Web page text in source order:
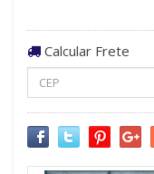
Calcular Frete